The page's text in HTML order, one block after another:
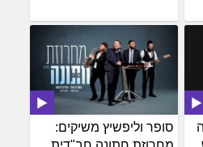
סופר וליפשיץ משיקים: